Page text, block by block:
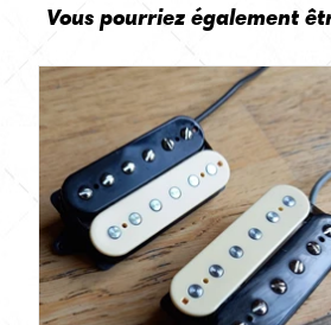
Vous pourriez également